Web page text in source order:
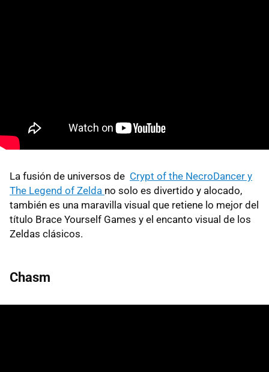
La fusión de universos de Crypt of the NecroDancer y
The Legend of Zelda no solo es divertido y alocado,
también es una maravilla visual que retiene lo mejor del
título Brace Yourself Games y el encanto visual de los
Zeldas clásicos.
Chasm